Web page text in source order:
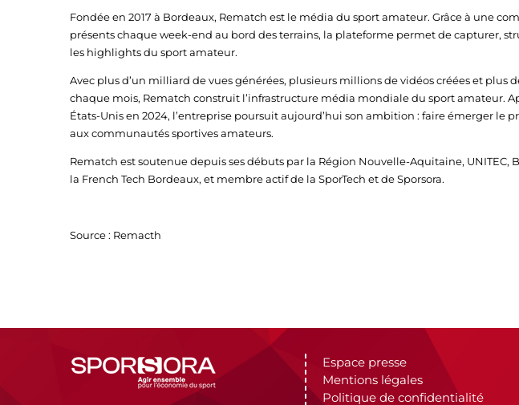
Fondée en 2017 à Bordeaux, Rematch est le média du sport amateur. Grâce à une
présents chaque week-end au bord des terrains, la plateforme permet de capturer,
les highlights du sport amateur.
Avec plus d’un milliard de vues générées, plusieurs millions de vidéos créées et plus
chaque mois, Rematch construit l’infrastructure média mondiale du sport amateur.
États-Unis en 2024, l’entreprise poursuit aujourd’hui son ambition : faire émerger le
aux communautés sportives amateurs.
Rematch est soutenue depuis ses débuts par la Région Nouvelle-Aquitaine, UNITEC,
la French Tech Bordeaux, et membre actif de la SporTech et de Sporsora.
Source : Remacth
Espace presse
Mentions légales
Politique de confidentialité